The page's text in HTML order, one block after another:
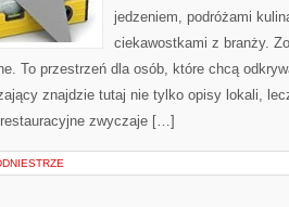
jedzeniem, podróżami
ciekawostkami z branży.
To przestrzeń dla osób, które chcą
znajdzie tutaj nie tylko opisy lokali,
zwyczaje […]